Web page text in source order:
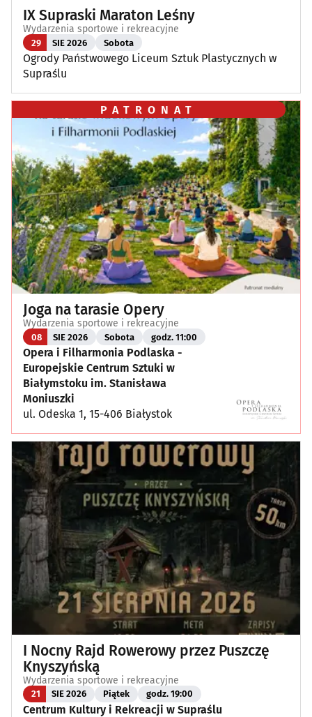
IX Supraski Maraton Leśny
Wydarzenia sportowe i rekreacyjne
29 SIE 2026 Sobota
Ogrody Państwowego Liceum Sztuk Plastycznych w
Supraślu
PATRONAT
Joga na tarasie Opery
Wydarzenia sportowe i rekreacyjne
08 SIE 2026 Sobota godz. 11:00
Opera i Filharmonia Podlaska -
Europejskie Centrum Sztuki w
Białymstoku im. Stanisława
Moniuszki
ul. Odeska 1, 15-406 Białystok
I Nocny Rajd Rowerowy przez Puszczę
Knyszyńską
Wydarzenia sportowe i rekreacyjne
21 SIE 2026 Piątek godz. 19:00
Centrum Kultury i Rekreacji w Supraślu